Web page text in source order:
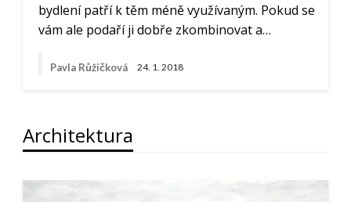
bydlení patří k těm méně využívaným. Pokud se
vám ale podaří ji dobře zkombinovat a…
Pavla Růžičková 24. 1. 2018
Architektura